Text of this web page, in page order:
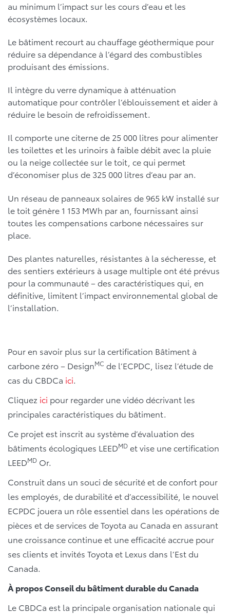
au minimum l’impact sur les cours d’eau et les
écosystèmes locaux.
Le bâtiment recourt au chauffage géothermique pour
réduire sa dépendance à l’égard des combustibles
produisant des émissions.
Il intègre du verre dynamique à atténuation
automatique pour contrôler l’éblouissement et aider à
réduire le besoin de refroidissement.
Il comporte une citerne de 25 000 litres pour alimenter
les toilettes et les urinoirs à faible débit avec la pluie
ou la neige collectée sur le toit, ce qui permet
d’économiser plus de 325 000 litres d’eau par an.
Un réseau de panneaux solaires de 965 kW installé sur
le toit génère 1 153 MWh par an, fournissant ainsi
toutes les compensations carbone nécessaires sur
place.
Des plantes naturelles, résistantes à la sécheresse, et
des sentiers extérieurs à usage multiple ont été prévus
pour la communauté – des caractéristiques qui, en
définitive, limitent l’impact environnemental global de
l’installation.
Pour en savoir plus sur la certification Bâtiment à
carbone zéro – DesignMC de l’ECPDC, lisez l’étude de
cas du CBDCa ici.
Cliquez ici pour regarder une vidéo décrivant les
principales caractéristiques du bâtiment.
Ce projet est inscrit au système d’évaluation des
bâtiments écologiques LEEDMD et vise une certification
LEEDMD Or.
Construit dans un souci de sécurité et de confort pour
les employés, de durabilité et d’accessibilité, le nouvel
ECPDC jouera un rôle essentiel dans les opérations de
pièces et de services de Toyota au Canada en assurant
une croissance continue et une efficacité accrue pour
ses clients et invités Toyota et Lexus dans l’Est du
Canada.
À propos Conseil du bâtiment durable du Canada
Le CBDCa est la principale organisation nationale qui